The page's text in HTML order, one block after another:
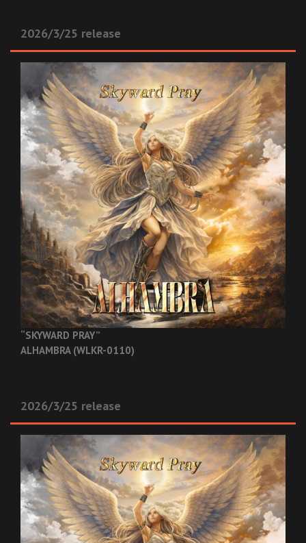
2026/3/25 release
“SKYWARD PRAY”
ALHAMBRA (WLKR-0110)
2026/3/25 release